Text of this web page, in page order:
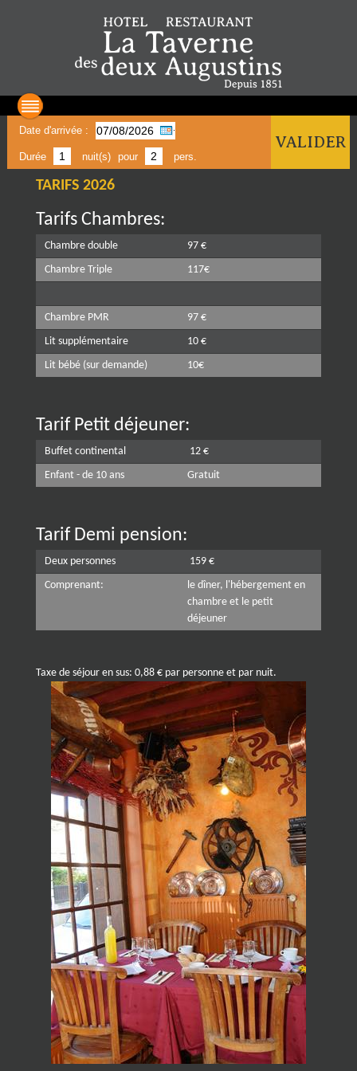
Date d'arrivée :
Durée nuit(s) pour pers.
VALIDER
TARIFS 2026
Tarifs Chambres:
Chambre double
97 €
Chambre Triple
117€
Chambre PMR
97 €
Lit supplémentaire
10 €
Lit bébé (sur demande) 10€
Tarif Petit déjeuner:
Buffet continental
12 €
Enfant - de 10 ans
Gratuit
Tarif Demi pension:
Deux personnes
159 €
Comprenant:
le dîner, l'hébergement en
chambre et le petit
déjeuner
Taxe de séjour en sus: 0,88 € par personne et par nuit.